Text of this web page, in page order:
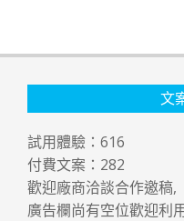
文
試用體驗： 616
付費文案： 282
歡迎廠商洽談合作邀稿,
廣告欄尚有空位歡迎利